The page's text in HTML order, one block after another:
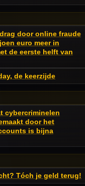
door online fraude
euro meer in
de eerste helft van
de keerzijde
cybercriminelen
door het
is bijna
Tóch je geld terug!